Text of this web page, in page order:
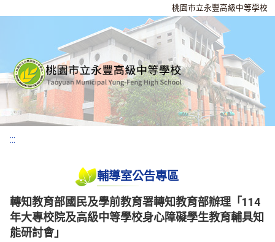
桃園市立永豐高級中等學校
:::
輔導室公告專區
轉知教育部國民及學前教育署轉知教育部辦理「114
年大專校院及高級中等學校身心障礙學生教育輔具知
能研討會」